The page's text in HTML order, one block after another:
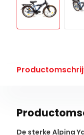
De sterke Alpina